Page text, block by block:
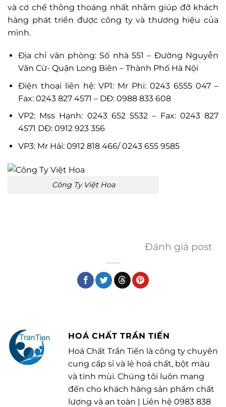
và cơ chế thông thoáng nhất nhằm giúp đỡ khách
hàng phát triển được công ty và thương hiệu của
mình.
Địa chỉ văn phòng: Số nhà 551 – Đường Nguyễn
Văn Cừ- Quận Long Biên – Thành Phố Hà Nội
Điện thoại liên hệ: VP1: Mr Phi: 0243 6555 047 –
Fax: 0243 827 4571 – DĐ: 0988 833 608
VP2: Mss Hạnh: 0243 652 5532 – Fax: 0243 827
4571 DĐ: 0912 923 356
VP3: Mr Hải: 0912 818 466/ 0243 655 9585
Công Ty Việt Hoa
Đánh giá post
HOÁ CHẤT TRẦN TIẾN
Hoá Chất Trần Tiến là công ty chuyên
cung cấp sỉ và lẻ hoá chất, bột màu
và tinh mùi. Chúng tôi luôn mang
đến cho khách hàng sản phẩm chất
lượng và an toàn | Liên hệ 0983 838